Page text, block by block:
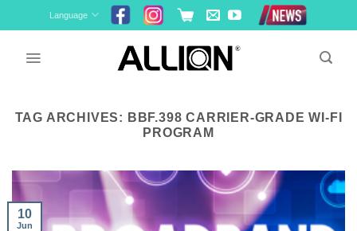
to
Language
TAG ARCHIVES: BBF.398 CARRIER-GRADE WI-FI
PROGRAM
10
Jun